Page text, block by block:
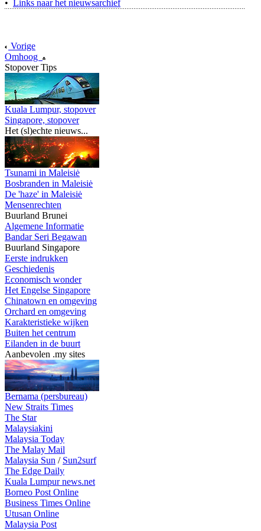
• Links naar het nieuwsarchief
Vorige
Omhoog
Stopover Tips
Kuala Lumpur, stopover
Singapore, stopover
Het (sl)echte nieuws...
Tsunami in Maleisiė
Bosbranden in Maleisiė
De 'haze' in Maleisiė
Mensenrechten
Buurland Brunei
Algemene Informatie
Bandar Seri Begawan
Buurland Singapore
Eerste indrukken
Geschiedenis
Economisch wonder
Het Engelse Singapore
Chinatown en omgeving
Orchard en omgeving
Karakteristieke wijken
Buiten het centrum
Eilanden in de buurt
Aanbevolen .my sites
Bernama (persbureau)
New Straits Times
The Star
Malaysiakini
Malaysia Today
The Malay Mail
Malaysia Sun / Sun2surf
The Edge Daily
Kuala Lumpur news.net
Borneo Post Online
Business Times Online
Utusan Online
Malaysia Post